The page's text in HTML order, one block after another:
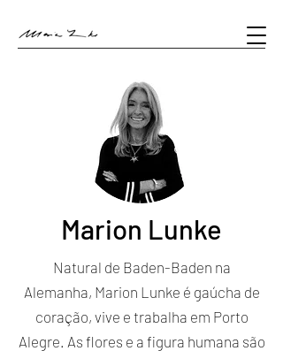
Marion Lunke
Natural de Baden-Baden na
Alemanha, Marion Lunke é gaúcha de
coração, vive e trabalha em Porto
Alegre. As flores e a figura humana são